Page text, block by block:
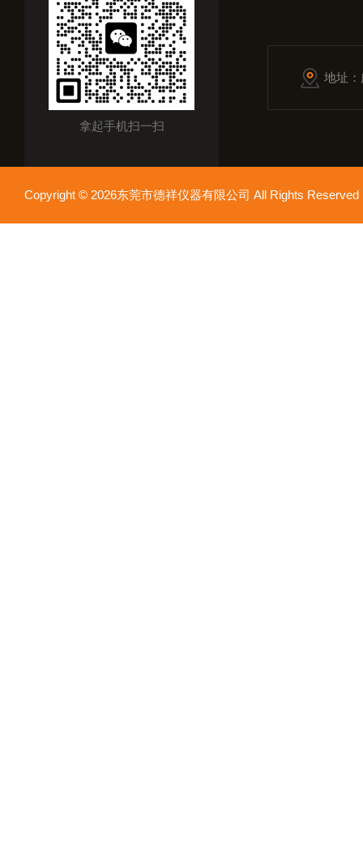
拿起手机扫一扫
地址
Copyright © 2026东莞市德祥仪器有限公司 All Rights